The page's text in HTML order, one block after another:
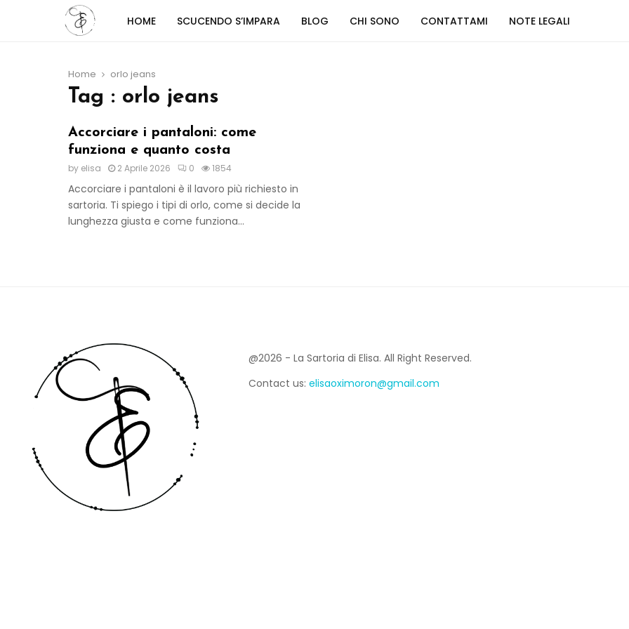
HOME SCUCENDO S’IMPARA BLOG CHI SONO CONTATTAMI NOTE LEGALI
Home orlo jeans
Tag : orlo jeans
Accorciare i pantaloni: come
funziona e quanto costa
by elisa 2 Aprile 2026 0 1854
Accorciare i pantaloni è il lavoro più richiesto in
sartoria. Ti spiego i tipi di orlo, come si decide la
lunghezza giusta e come funziona...
@2026 - La Sartoria di Elisa. All Right Reserved.
Contact us: elisaoximoron@gmail.com